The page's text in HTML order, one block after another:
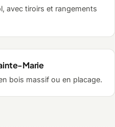
avec tiroirs et rangements
Marie
bois massif ou en placage.